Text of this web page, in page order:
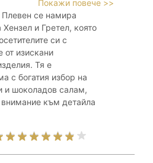
Покажи повече >>
се намира
и Гретел, която
си с
от изискани
Тя е
с богатия избор на
и шоколадов салам,
внимание към детайла